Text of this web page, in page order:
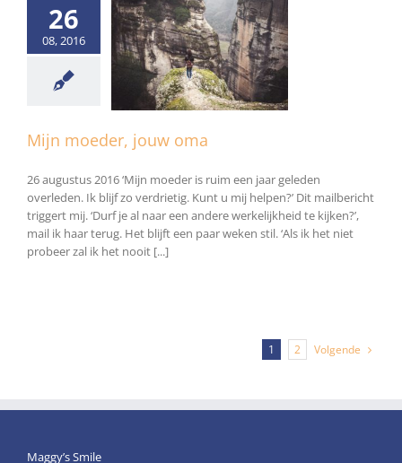
26
08, 2016
Mijn moeder, jouw oma
26 augustus 2016 ‘Mijn moeder is ruim een jaar geleden
overleden. Ik blijf zo verdrietig. Kunt u mij helpen?’ Dit mailbericht
triggert mij. ‘Durf je al naar een andere werkelijkheid te kijken?’,
mail ik haar terug. Het blijft een paar weken stil. ‘Als ik het niet
probeer zal ik het nooit [...]
1 2 Volgende
Maggy’s Smile